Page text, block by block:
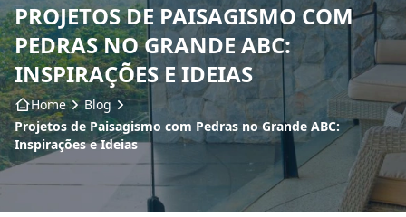
Produtos
Insumos
Serviços
PROJETOS DE PAISAGISMO COM
PEDRAS NO GRANDE ABC:
INSPIRAÇÕES E IDEIAS
Home
Blog
Projetos de Paisagismo com Pedras no Grande ABC:
Inspirações e Ideias